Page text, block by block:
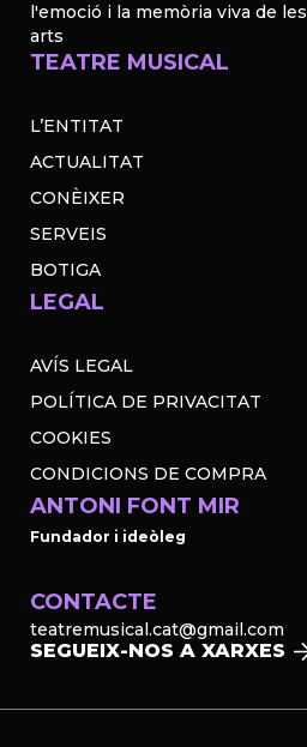
l'emoció i la memòria viva de les
arts
TEATRE MUSICAL
L’ENTITAT
ACTUALITAT
CONÈIXER
SERVEIS
BOTIGA
LEGAL
AVÍS LEGAL
POLÍTICA DE PRIVACITAT
COOKIES
CONDICIONS DE COMPRA
ANTONI FONT MIR
Fundador i ideòleg
CONTACTE
teatremusical.cat@gmail.com
SEGUEIX-NOS A XARXES